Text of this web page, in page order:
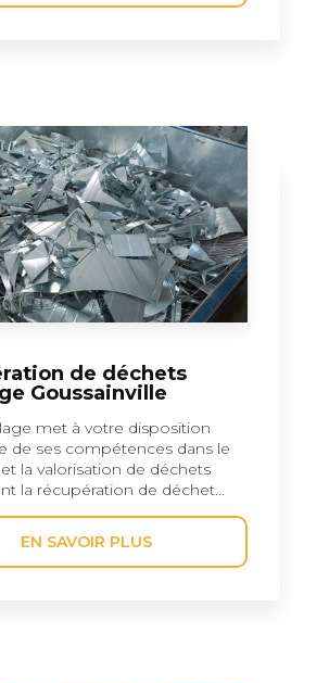
de déchets
Goussainville
met à votre disposition
de ses compétences dans le
la valorisation de déchets
la récupération de déchet...
EN SAVOIR PLUS